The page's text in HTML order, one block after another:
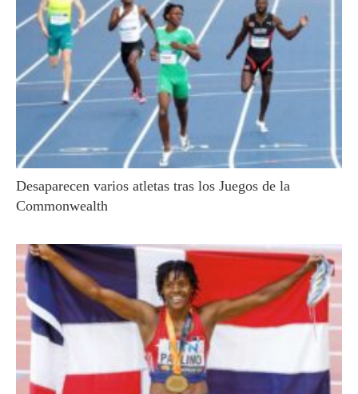
Desaparecen varios atletas tras los Juegos de la
Commonwealth